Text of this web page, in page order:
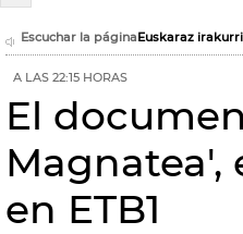
Escuchar la páginaEuskaraz irakurri
A LAS 22:15 HORAS
El
Magnatea',
en ETB1